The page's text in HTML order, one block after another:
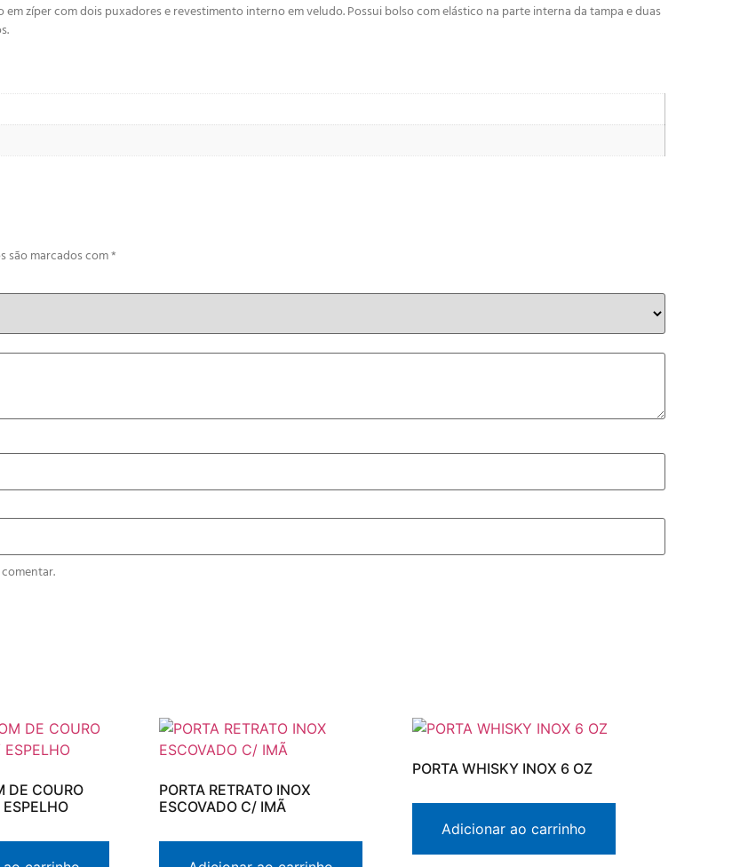
zíper com dois puxadores e revestimento interno em veludo. Possui bolso com elástico na parte interna da tampa e duas
são marcados com*
DE COURO
PORTA RETRATO INOX
ESCOVADO C/ IMÃ
PORTA WHISKY INOX 6 OZ
Adicionar ao carrinho